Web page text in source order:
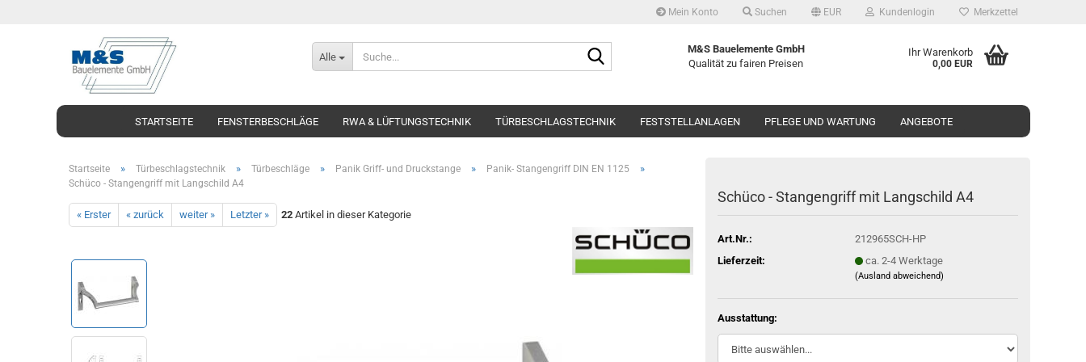
Mein Konto Suchen EUR Kundenlogin Merkzettel
Alle
M&S Bauelemente GmbH
Qualität zu fairen Preisen
Ihr Warenkorb
0,00 EUR
STARTSEITE FENSTERBESCHLÄGE RWA & LÜFTUNGSTECHNIK TÜRBESCHLAGSTECHNIK FESTSTELLANLAGEN PFLEGE UND WARTUNG ANGEBOTE
Startseite » Türbeschlagstechnik » Türbeschläge » Panik Griff- und Druckstange » Panik- Stangengriff DIN EN 1125 »
Schüco - Stangengriff mit Langschild A4
« Erster « zurück weiter » Letzter » 22Artikel in dieser Kategorie
Schü­co - Stan­gen­griff mit Lang­schild A4
Art.Nr.:
212965SCH-HP
Lieferzeit:
ca. 2-4 Werktage
(Ausland abweichend)
Ausstattung: